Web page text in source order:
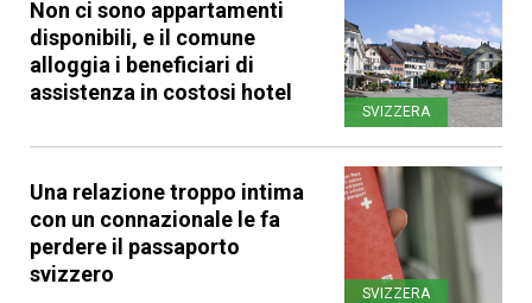
Non ci sono appartamenti
disponibili, e il comune
alloggia i beneficiari di
assistenza in costosi hotel
SVIZZERA
Una relazione troppo intima
con un connazionale le fa
perdere il passaporto
svizzero
SVIZZERA